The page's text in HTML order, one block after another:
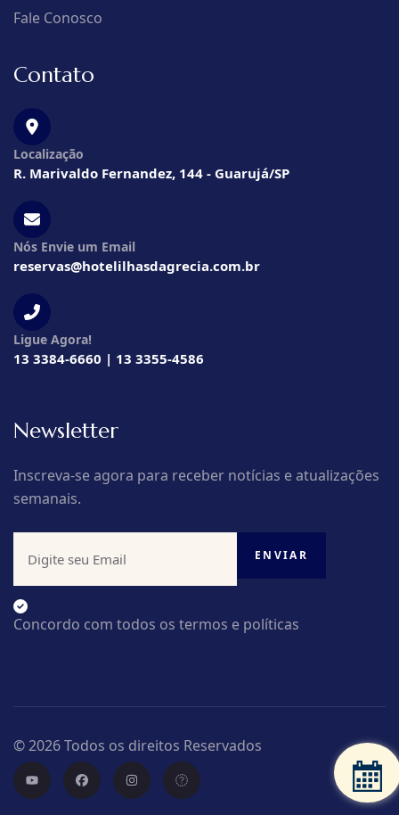
Fale Conosco
Contato
Localização
R. Marivaldo Fernandez, 144 - Guarujá/SP
Nós Envie um Email
reservas@hotelilhasdagrecia.com.br
Ligue Agora!
13 3384-6660 | 13 3355-4586
Newsletter
Inscreva-se agora para receber notícias e atualizações
semanais.
Concordo com todos os termos e políticas
© 2026 Todos os direitos Reservados